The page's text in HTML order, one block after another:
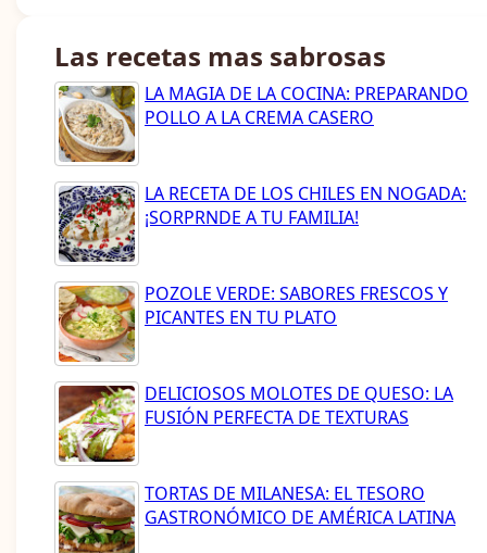
Las recetas mas sabrosas
LA MAGIA DE LA COCINA: PREPARANDO
POLLO A LA CREMA CASERO
LA RECETA DE LOS CHILES EN NOGADA:
¡SORPRNDE A TU FAMILIA!
POZOLE VERDE: SABORES FRESCOS Y
PICANTES EN TU PLATO
DELICIOSOS MOLOTES DE QUESO: LA
FUSIÓN PERFECTA DE TEXTURAS
TORTAS DE MILANESA: EL TESORO
GASTRONÓMICO DE AMÉRICA LATINA